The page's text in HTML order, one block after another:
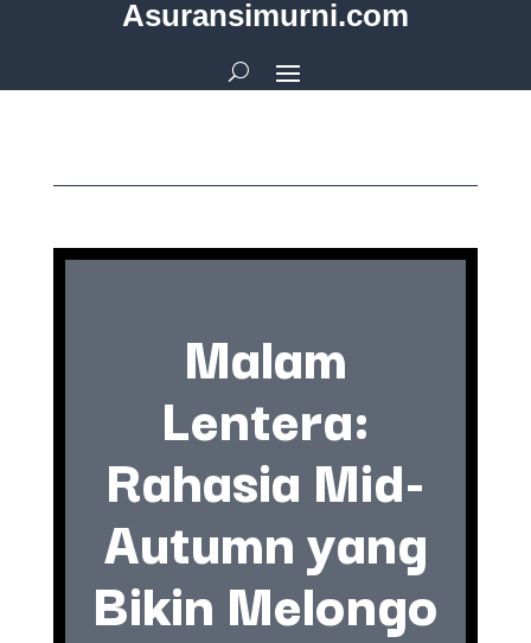
Asuransimurni.com
Malam
Lentera:
Rahasia Mid-
Autumn yang
Bikin Melongo